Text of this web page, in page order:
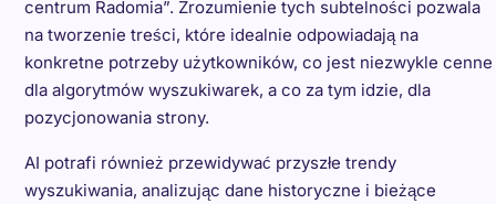
centrum Radomia”. Zrozumienie tych subtelności pozwala
na tworzenie treści, które idealnie odpowiadają na
konkretne potrzeby użytkowników, co jest niezwykle cenne
dla algorytmów wyszukiwarek, a co za tym idzie, dla
pozycjonowania strony.
AI potrafi również przewidywać przyszłe trendy
wyszukiwania, analizując dane historyczne i bieżące